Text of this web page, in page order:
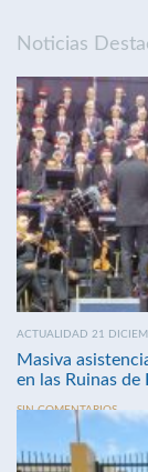
Noticias
ACTUALIDAD 21
Masiva
en las Ruinas de
SIN COMENTARIOS